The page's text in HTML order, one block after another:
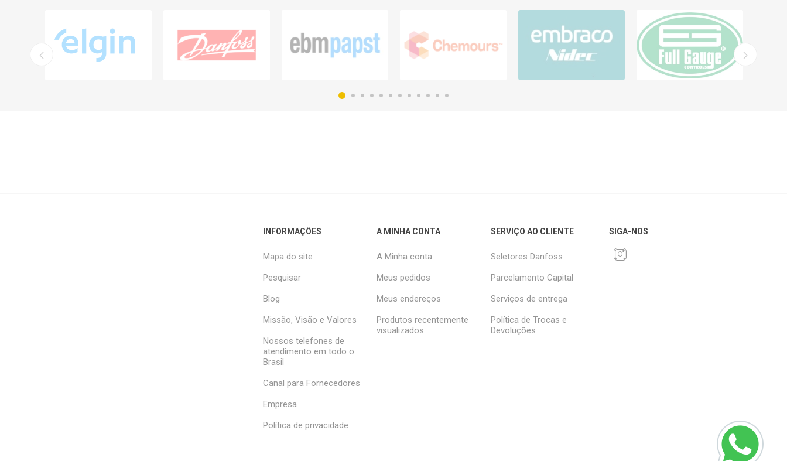
INFORMAÇÕES
Mapa do site
Pesquisar
Blog
Missão, Visão e Valores
Nossos telefones de
atendimento em todo o
Brasil
Canal para Fornecedores
Empresa
Política de privacidade
A MINHA CONTA
A Minha conta
Meus pedidos
Meus endereços
Produtos recentemente
visualizados
SERVIÇO AO CLIENTE
Seletores Danfoss
Parcelamento Capital
Serviços de entrega
Política de Trocas e
Devoluções
SIGA-NOS